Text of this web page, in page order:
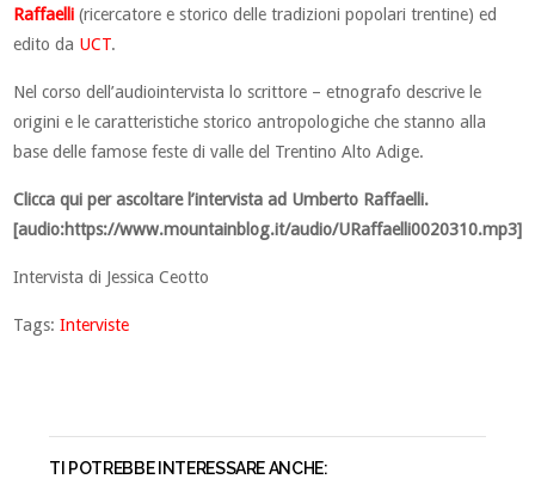
Raffaelli(ricercatore e storico delle tradizioni popolari trentine) ed
edito da UCT.
Nel corso dell’audiointervista lo scrittore – etnografo descrive le
origini e le caratteristiche storico antropologiche che stanno alla
base delle famose feste di valle del Trentino Alto Adige.
Clicca qui per ascoltare l’intervista ad Umberto Raffaelli.
[audio:https://www.mountainblog.it/audio/URaffaelli0020310.mp3]
Intervista di Jessica Ceotto
Tags:Interviste
TI POTREBBE INTERESSARE ANCHE: